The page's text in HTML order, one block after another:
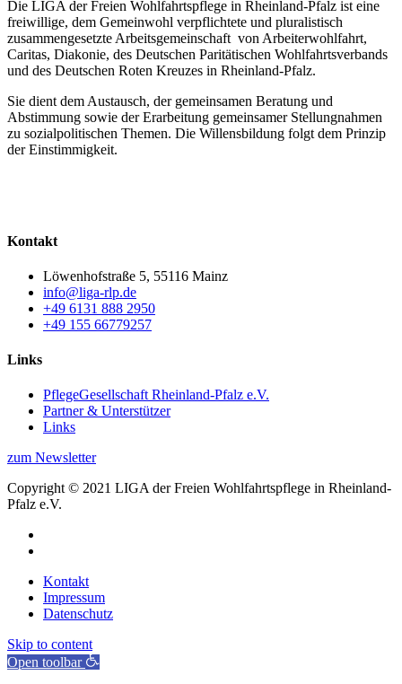
Die LIGA der Freien Wohlfahrtspflege in Rheinland-Pfalz ist eine
freiwillige, dem Gemeinwohl verpflichtete und pluralistisch
zusammengesetzte Arbeitsgemeinschaft von Arbeiterwohlfahrt,
Caritas, Diakonie, des Deutschen Paritätischen Wohlfahrtsverbands
und des Deutschen Roten Kreuzes in Rheinland-Pfalz.
Sie dient dem Austausch, der gemeinsamen Beratung und
Abstimmung sowie der Erarbeitung gemeinsamer Stellungnahmen
zu sozialpolitischen Themen. Die Willensbildung folgt dem Prinzip
der Einstimmigkeit.
Kontakt
Löwenhofstraße 5, 55116 Mainz
info@liga-rlp.de
+49 6131 888 2950
+49 155 66779257
Links
PflegeGesellschaft Rheinland-Pfalz e.V.
Partner & Unterstützer
Links
zum Newsletter
Copyright © 2021 LIGA der Freien Wohlfahrtspflege in Rheinland-
Pfalz e.V.
Kontakt
Impressum
Datenschutz
Skip to content
Open toolbar